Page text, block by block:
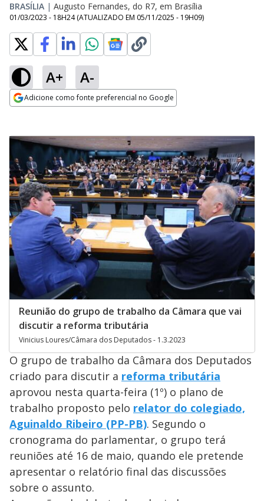
BRASÍLIA | Augusto Fernandes, do R7, em Brasília
01/03/2023 - 18H24 (ATUALIZADO EM 05/11/2025 - 19H09)
A+ A-
Adicione como fonte preferencial no Google
Reunião do grupo de trabalho da Câmara que vai
discutir a reforma tributária
Vinicius Loures/Câmara dos Deputados - 1.3.2023
O grupo de trabalho da Câmara dos Deputados
criado para discutir a reforma tributária
aprovou nesta quarta-feira (1º) o plano de
trabalho proposto pelo relator do colegiado,
Aguinaldo Ribeiro (PP-PB). Segundo o
cronograma do parlamentar, o grupo terá
reuniões até 16 de maio, quando ele pretende
apresentar o relatório final das discussões
sobre o assunto.